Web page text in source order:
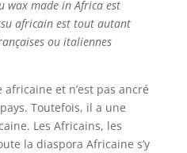
wax made in Africa est
africain est tout autant
ou italiennes
africaine et n’est pas ancré
Toutefois, il a une
Les Africains, les
la diaspora Africaine s’y